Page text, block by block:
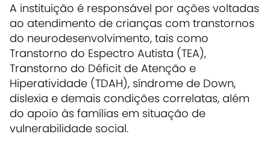
A instituição é responsável por ações voltadas
ao atendimento de crianças com transtornos
do neurodesenvolvimento, tais como
Transtorno do Espectro Autista (TEA),
Transtorno do Déficit de Atenção e
Hiperatividade (TDAH), síndrome de Down,
dislexia e demais condições correlatas, além
do apoio às famílias em situação de
vulnerabilidade social.